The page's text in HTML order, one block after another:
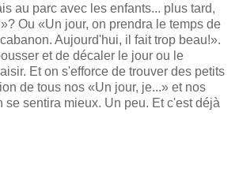
au parc avec les enfants... plus tard,
Ou «Un jour, on prendra le temps de
Aujourd'hui, il fait trop beau!».
et de décaler le jour ou le
Et on s'efforce de trouver des petits
de tous nos «Un jour, je...» et nos
se sentira mieux. Un peu. Et c'est déjà